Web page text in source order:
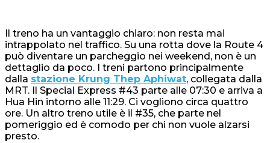
Il treno ha un vantaggio chiaro: non resta mai
intrappolato nel traffico. Su una rotta dove la Route 4
può diventare un parcheggio nei weekend, non è un
dettaglio da poco. I treni partono principalmente
dalla stazione Krung Thep Aphiwat, collegata dalla
MRT. Il Special Express #43 parte alle 07:30 e arriva a
Hua Hin intorno alle 11:29. Ci vogliono circa quattro
ore. Un altro treno utile è il #35, che parte nel
pomeriggio ed è comodo per chi non vuole alzarsi
presto.